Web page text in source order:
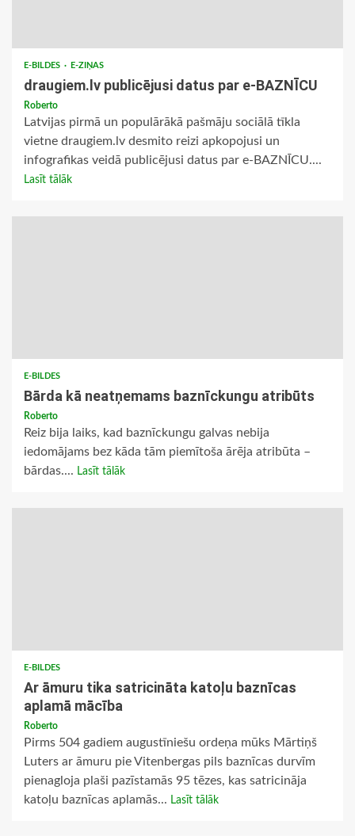
E-BILDES E-ZIŅAS
draugiem.lv publicējusi datus par e-BAZNĪCU
Roberto
Latvijas pirmā un populārākā pašmāju sociālā tīkla
vietne draugiem.lv desmito reizi apkopojusi un
infografikas veidā publicējusi datus par e-BAZNĪCU....
Lasīt tālāk
E-BILDES
Bārda kā neatņemams baznīckungu atribūts
Roberto
Reiz bija laiks, kad baznīckungu galvas nebija
iedomājams bez kāda tām piemītoša ārēja atribūta –
bārdas.... Lasīt tālāk
E-BILDES
Ar āmuru tika satricināta katoļu baznīcas
aplamā mācība
Roberto
Pirms 504 gadiem augustīniešu ordeņa mūks Mārtiņš
Luters ar āmuru pie Vitenbergas pils baznīcas durvīm
pienagloja plaši pazīstamās 95 tēzes, kas satricināja
katoļu baznīcas aplamās... Lasīt tālāk